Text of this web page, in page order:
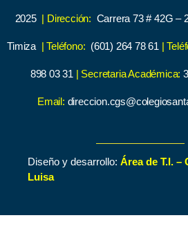
2025 | Dirección: Carrera 73 # 42G –
Timiza | Teléfono: (601) 264 78 61 |
898 03 31 | Secretaria Académica:
Email:
Diseño y desarrollo: Área de T.I. –
Luisa